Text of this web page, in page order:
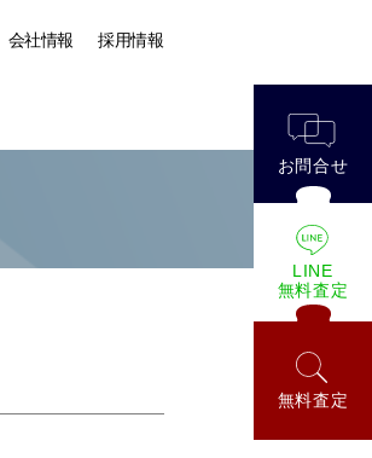
会社情報 採用情報
お問合せ
LINE
無料査定
無料査定